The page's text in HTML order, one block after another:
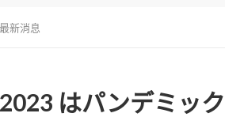
最新消息
2023 はパンデミッ